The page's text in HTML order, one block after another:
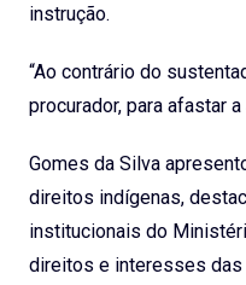
instrução.
“Ao contrário do
procurador, para afastar
Gomes da Silva
direitos indígenas,
institucionais do
direitos e interesses das